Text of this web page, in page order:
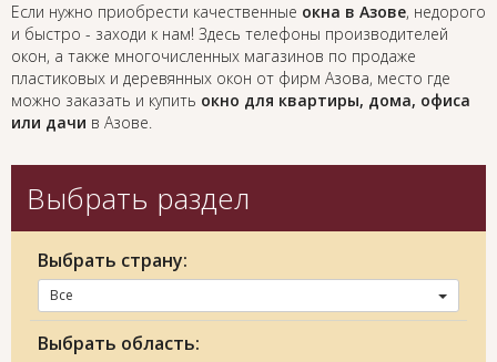
Если нужно приобрести качественные окна в Азове, недорого
и быстро - заходи к нам! Здесь телефоны производителей
окон, а также многочисленных магазинов по продаже
пластиковых и деревянных окон от фирм Азова, место где
можно заказать и купить окно для квартиры, дома, офиса
или дачи в Азове.
Выбрать раздел
Выбрать страну:
Все
Выбрать область: